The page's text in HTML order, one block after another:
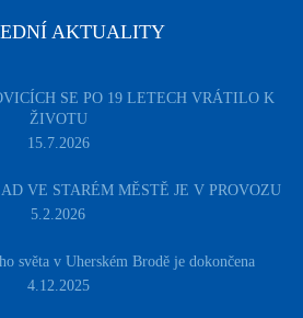
AKTUALITY
SE PO 19 LETECH VRÁTILO K
ŽIVOTU
15.7.2026
VE STARÉM MĚSTĚ JE V PROVOZU
5.2.2026
světa v Uherském Brodě je dokončena
4.12.2025